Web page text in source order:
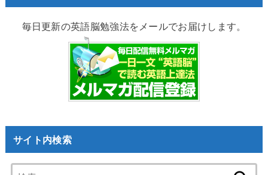
毎日更新の英語脳勉強法をメールでお届けします。
サイト内検索